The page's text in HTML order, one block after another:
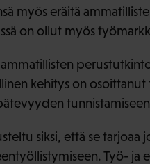
myös eräitä
on ollut myös
kehitys on osoittanut
siksi, että se tarjoaa
Työ- ja